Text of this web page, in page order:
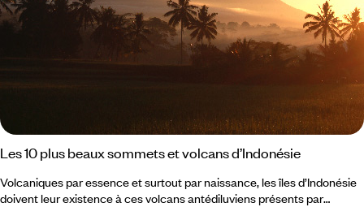
Les 10 plus beaux sommets et volcans d’Indonésie
Volcaniques par essence et surtout par naissance, les îles d’Indonésie
doivent leur existence à ces volcans antédiluviens présents par